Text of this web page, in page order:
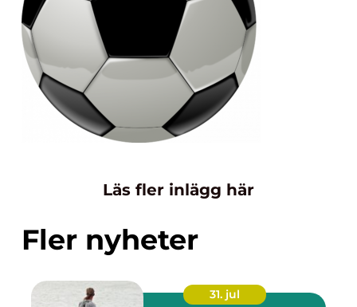
Läs fler inlägg här
Fler nyheter
31. jul